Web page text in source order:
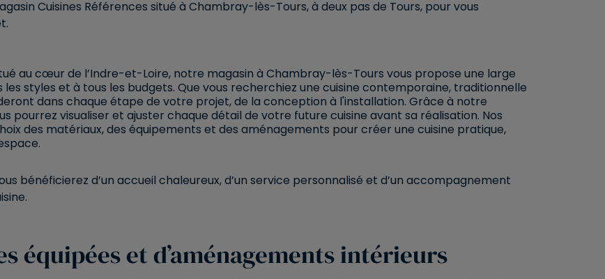
Cuisines Références situé à Chambray-lès-Tours, à deux pas de Tours, pour vous
au cœur de l’Indre-et-Loire, notre magasin à Chambray-lès-Tours vous propose une large
styles et à tous les budgets. Que vous recherchiez une cuisine contemporaine, traditionnelle
dans chaque étape de votre projet, de la conception à l'installation. Grâce à notre
pourrez visualiser et ajuster chaque détail de votre future cuisine avant sa réalisation. Nos
des matériaux, des équipements et des aménagements pour créer une cuisine pratique,
bénéficierez d’un accueil chaleureux, d’un service personnalisé et d’un accompagnement
équipées et d’aménagements intérieurs